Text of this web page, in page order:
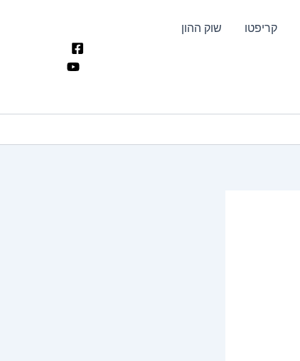
קריפטו שוק ההון